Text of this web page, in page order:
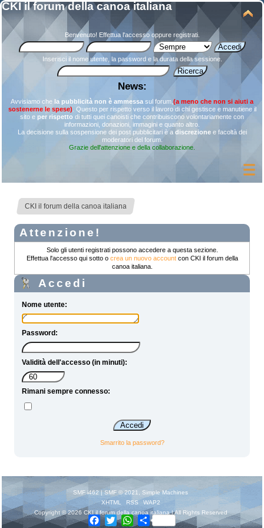
CKI il forum della canoa italiana
Benvenuto! Effettua l'accessooppure registrati.
Inserisci il nome utente, la password e la durata della sessione.
News:
Avvisiamo che la pubblicità non è ammessa sul forum, (a meno che non si aiuti a
sostenerne le spese) . Questo per rispetto verso il lavoro di chi gestisce e manutiene il
sito e per rispetto di tutti quei canoisti che contribuiscono volontariamente con
informazioni, donazioni, immagini e quanto altro.
La decisione sulla sospensione dei post pubblicitari è a discrezionee facoltà dei
moderatori del forum.
Grazie dell'attenzione e della collaborazione.
CKI il forum della canoa italiana
Attenzione!
Solo gli utenti registrati possono accedere a questa sezione.
Effettua l'accesso qui sotto o crea un nuovo accountcon CKI il forum della
canoa italiana.
Accedi
Nome utente:
Password:
Validità dell'accesso (in minuti):
Rimani sempre connesso:
Smarrito la password?
SMF i462 |SMF © 2021, Simple Machines
XHTML
RSS
WAP2
Copyright © 2026 CKI il forum della canoa italiana | All Rights Reserved
Facebook
TwitterWhatsApp
Share